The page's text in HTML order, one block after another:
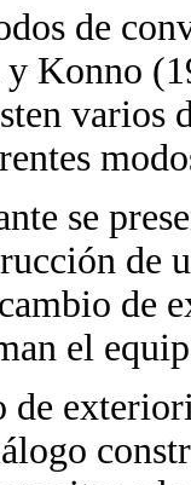
de
y Konno
varios
se
de
de
el